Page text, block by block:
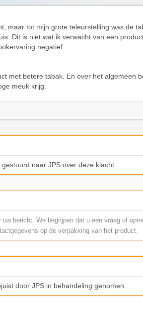
maar tot mijn grote teleurstelling was de
Dit is niet wat ik verwacht van een
negatief.
met betere tabak. En over het algemeen
meuk krijg.
naar JPS over deze klacht.
bericht. We begrijpen dat u een vraag of
op de verpakking van het product.
door JPS in behandeling genomen